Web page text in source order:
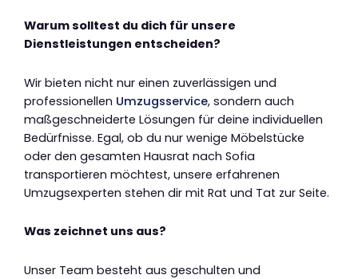
Warum solltest du dich für unsere
Dienstleistungen entscheiden?
Wir bieten nicht nur einen zuverlässigen und
professionellen Umzugsservice, sondern auch
maßgeschneiderte Lösungen für deine individuellen
Bedürfnisse. Egal, ob du nur wenige Möbelstücke
oder den gesamten Hausrat nach Sofia
transportieren möchtest, unsere erfahrenen
Umzugsexperten stehen dir mit Rat und Tat zur Seite.
Was zeichnet uns aus?
Unser Team besteht aus geschulten und